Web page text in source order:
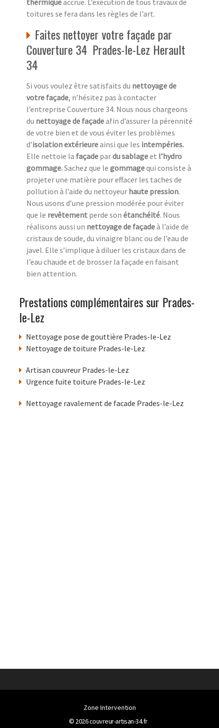
thermiqueaccrue. L’exécution de tous travaux de
toitures se fera dans les règles de l’art.
Faites nettoyer votre façade par
Couverture 34 Prades-le-Lez Herault
34
Si vous voulez être satisfaits du nettoyage de
votre façade, n’hésitez pas à contacter
l’entreprise Couverture 34. Nous nous chargeons
du nettoyage de façadeafin d’assurer la pérennité
de votre bien et de vous éviter les problèmes
d’isolation extérieureainsi que les intempéries.
Elle nettoie la façade pardu sablageet l’hydro
gommage.Sachez que le gommagequi consiste à
projeter une matière pour effacer les taches de
pollution à l’aide du nettoyeur haute pression.
Nous usons d’une pression modérée pour éviter
que le revêtement perde son étanchéité. Nous
réalisons aussi un nettoyage de façadeà l’aide de
cristaux de soude, du vinaigre blanc ou de l’eau de
javel. Elle s’implique à diluer les cristaux dans de
l’eau chaude et de brosser la façade en faisant
bien attention.
Prestations complémentaires sur Prades-
le-Lez
Nettoyage pose de gouttière Prades-le-Lez
Nettoyage de toiture Prades-le-Lez
Artisan couvreur Prades-le-Lez
Urgence fuite toiture Prades-le-Lez
Nettoyage ravalement de facade Prades-le-Lez
Zone Intervention
© 2026couvreur-artisan-34.fr